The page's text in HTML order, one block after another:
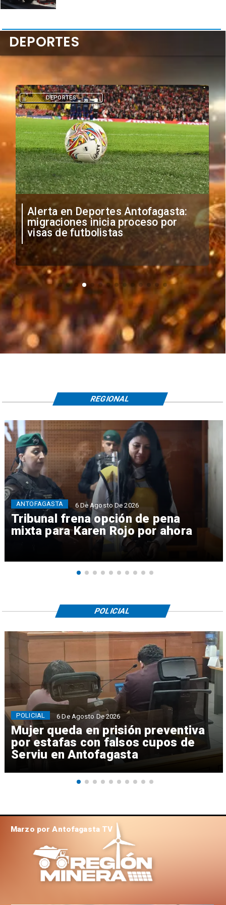
Por la clasificación: Cuándo y
dónde ver el duelo de Cobreloa vs
La Serena por Copa Chile
DEPORTES
DEPORTES
Tribunal frena opción de pena
mixta para Karen Rojo por ahora
ANTOFAGASTA 6 De Agosto De 2026
REGIONAL
Mujer queda en prisión preventiva
por estafas con falsos cupos de
Serviu en Antofagasta
POLICIAL 6 De Agosto De 2026
POLICIAL
Marzo por Antofagasta TV